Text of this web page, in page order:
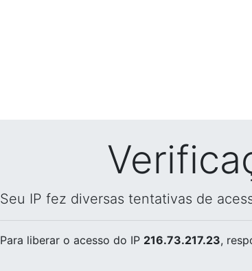
Seu IP fez diversas tentativas de
Para liberar o acesso do IP 216.73.217.23,